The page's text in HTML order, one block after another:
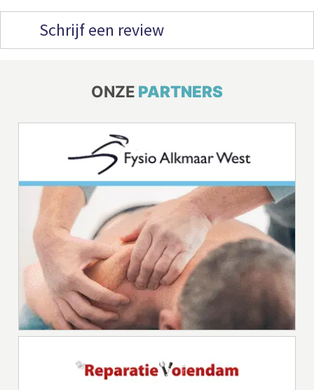
Schrijf een review
ONZE PARTNERS